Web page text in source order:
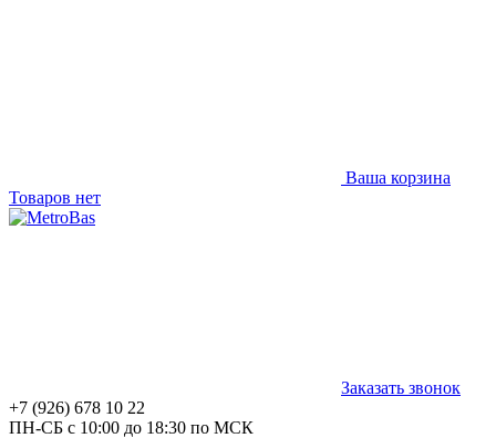
Ваша корзина
Товаров нет
Заказать звонок
+7 (926) 678 10 22
ПН-СБ с 10:00 до 18:30 по МСК